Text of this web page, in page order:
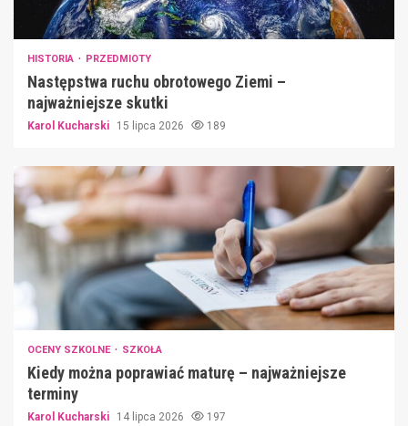
HISTORIA PRZEDMIOTY
Następstwa ruchu obrotowego Ziemi –
najważniejsze skutki
Karol Kucharski 15 lipca 2026 189
OCENY SZKOLNE SZKOŁA
Kiedy można poprawiać maturę – najważniejsze
terminy
Karol Kucharski 14 lipca 2026 197